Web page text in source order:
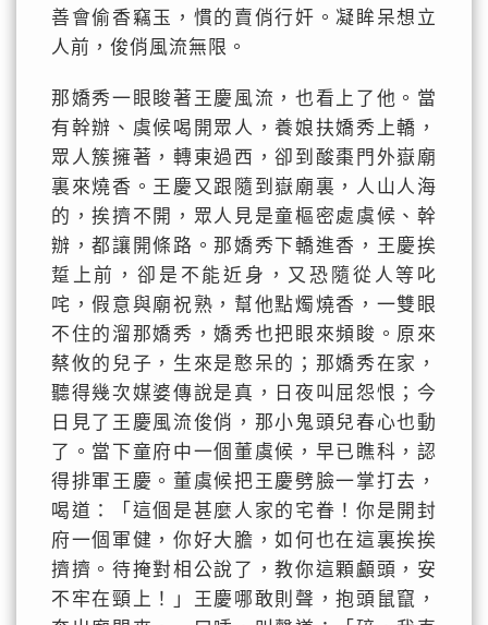
善會偷香竊玉，慣的賣俏行奸。凝眸呆想立
人前，俊俏風流無限。
那嬌秀一眼睃著王慶風流，也看上了他。當
有幹辦、虞候喝開眾人，養娘扶嬌秀上轎，
眾人簇擁著，轉東過西，卻到酸棗門外嶽廟
裏來燒香。王慶又跟隨到嶽廟裏，人山人海
的，挨擠不開，眾人見是童樞密處虞候、幹
辦，都讓開條路。那嬌秀下轎進香，王慶挨
踅上前，卻是不能近身，又恐隨從人等叱
咤，假意與廟祝熟，幫他點燭燒香，一雙眼
不住的溜那嬌秀，嬌秀也把眼來頻睃。原來
蔡攸的兒子，生來是憨呆的；那嬌秀在家，
聽得幾次媒婆傳說是真，日夜叫屈怨恨；今
日見了王慶風流俊俏，那小鬼頭兒春心也動
了。當下童府中一個董虞候，早已瞧科，認
得排軍王慶。董虞候把王慶劈臉一掌打去，
喝道：「這個是甚麼人家的宅眷！你是開封
府一個軍健，你好大膽，如何也在這裏挨挨
擠擠。待掩對相公說了，教你這顆顱頭，安
不牢在頸上！」王慶哪敢則聲，抱頭鼠竄，